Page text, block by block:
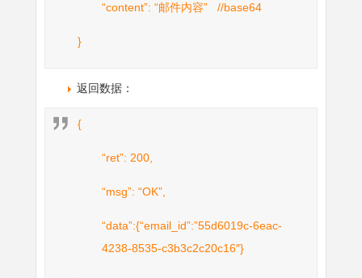
“content”: “邮件内容” //base64
}
返回数据：
{
“ret”: 200,
“msg”: “OK”,
“data”:{“email_id”:”55d6019c-6eac-
4238-8535-c3b3c2c20c16″}